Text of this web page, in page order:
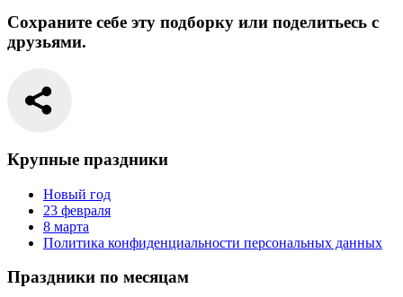
Сохраните себе эту подборку или поделитьесь с
друзьями.
Крупные праздники
Новый год
23 февраля
8 марта
Политика конфиденциальности персональных данных
Праздники по месяцам